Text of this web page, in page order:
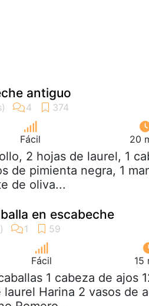
antiguo
Fácil 20
2 hojas de laurel, 1
de pimienta negra, 1
de oliva...
en escabeche
Fácil 15
1 cabeza de ajos
Harina 2 vasos de